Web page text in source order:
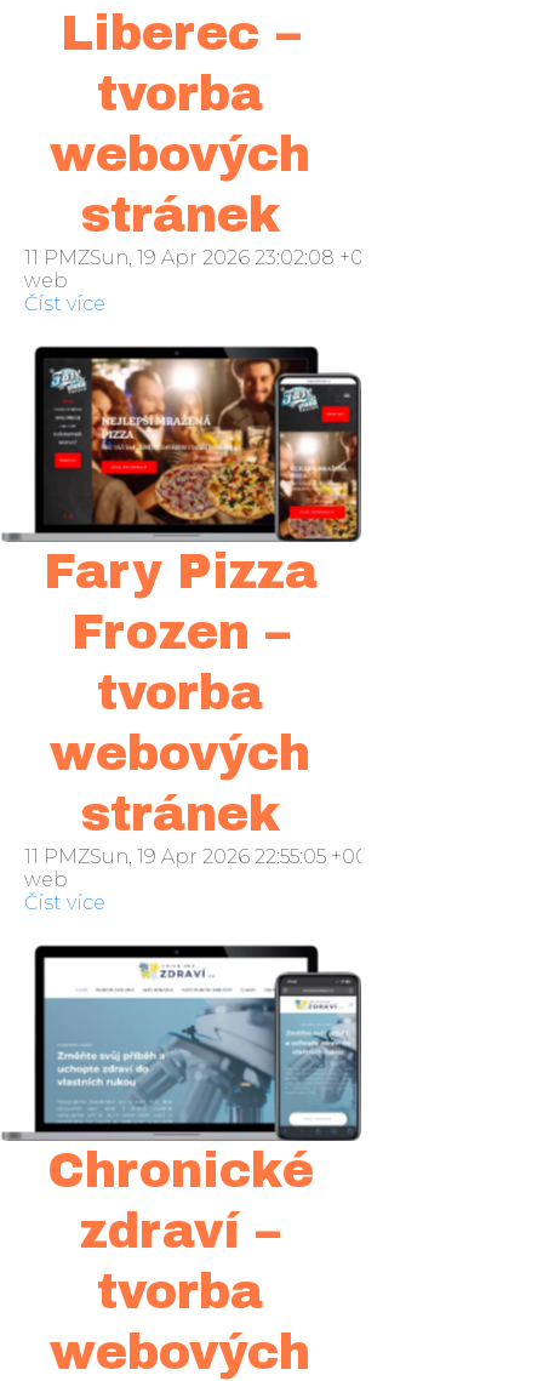
Liberec –
tvorba
webových
stránek
11 PMZSun, 19 Apr 2026 23:02:08 +000002neděle
web
Číst více
Fary Pizza
Frozen –
tvorba
webových
stránek
11 PMZSun, 19 Apr 2026 22:55:05 +000055neděle 2016
web
Číst více
Chronické
zdraví –
tvorba
webových